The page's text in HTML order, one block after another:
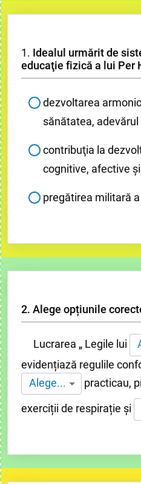
1. Idealul urmărit de
educaţie fizică a lui Per
dezvoltarea
sănătatea,
contribuţia la
cognitive, afective
pregătirea militară
2. Alege opțiunile
Lucrarea „ Legile lui
evidențiază regulile
Alege...
practicau,
exerciții de respirație și